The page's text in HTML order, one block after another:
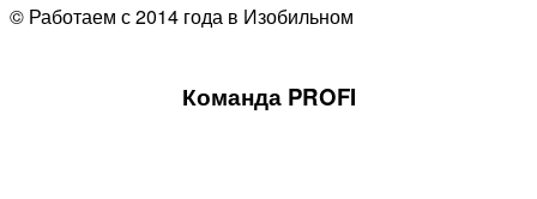
© Работаем с 2014 года в Изобильном
Команда PROFI